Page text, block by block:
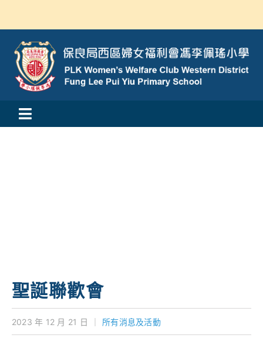
content
Toggle
我們的成就
對外聯繫
聖誕聯歡會
2023 年 12 月 21 日 所有消息及活動